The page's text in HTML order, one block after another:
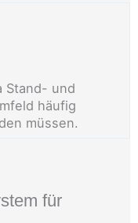
Stand- und
häufig
müssen.
für